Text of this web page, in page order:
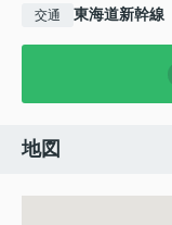
交通 東海道新幹線
地図